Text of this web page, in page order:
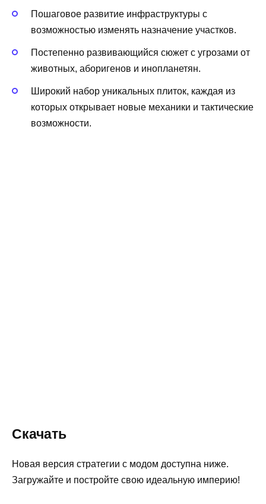
Пошаговое развитие инфраструктуры с
возможностью изменять назначение участков.
Постепенно развивающийся сюжет с угрозами от
животных, аборигенов и инопланетян.
Широкий набор уникальных плиток, каждая из
которых открывает новые механики и тактические
возможности.
Скачать
Новая версия стратегии с модом доступна ниже.
Загружайте и постройте свою идеальную империю!